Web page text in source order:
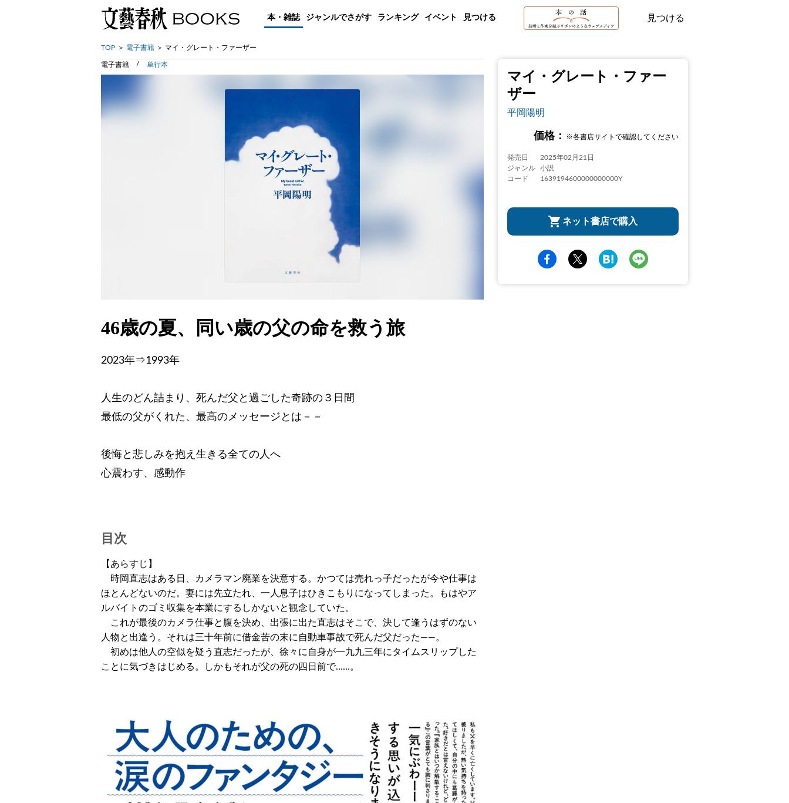
本・雑誌 ジャンルでさがす ランキング イベント 見つける 見つける
TOP 電子書籍 マイ・グレート・ファーザー
マイ・グレート・ファー
ザー
平岡陽明
価格： ※各書店サイトで確認してください
発売日
2025年02月21日
ジャンル
小説
コード
1639194600000000000Y
ネット書店で購入
電子書籍 単行本
46歳の夏、同い歳の父の命を救う旅
2023年⇒1993年
人生のどん詰まり、死んだ父と過ごした奇跡の３日間
最低の父がくれた、最高のメッセージとは－－
後悔と悲しみを抱え生きる全ての人へ
心震わす、感動作
目次
【あらすじ】
時岡直志はある日、カメラマン廃業を決意する。かつては売れっ子だったが今や仕事は
ほとんどないのだ。妻には先立たれ、一人息子はひきこもりになってしまった。もはやア
ルバイトのゴミ収集を本業にするしかないと観念していた。
これが最後のカメラ仕事と腹を決め、出張に出た直志はそこで、決して逢うはずのない
人物と出逢う。それは三十年前に借金苦の末に自動車事故で死んだ父だった――。
初めは他人の空似を疑う直志だったが、徐々に自身が一九九三年にタイムスリップした
ことに気づきはじめる。しかもそれが父の死の四日前で……。